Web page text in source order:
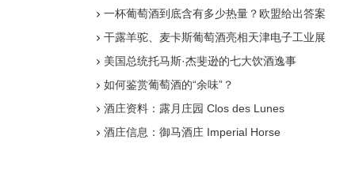
一杯葡萄酒到底含有多少热量？欧盟给出答案
干露羊驼、麦卡斯葡萄酒亮相天津电子工业展
美国总统托马斯·杰斐逊的七大饮酒逸事
如何鉴赏葡萄酒的“余味”？
酒庄资料：露月庄园 Clos des Lunes
酒庄信息：御马酒庄 Imperial Horse